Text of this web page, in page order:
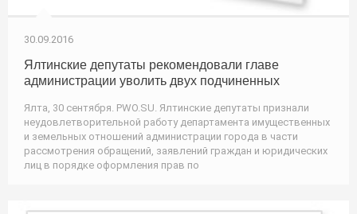
30.09.2016
Ялтинские депутаты рекомендовали главе
администрации уволить двух подчиненных
Ялта, 30 сентября. PWO.SU. Ялтинские депутаты признали
неудовлетворительной работу департамента имущественных
и земельных отношений администрации города в части
рассмотрения обращений, заявлений граждан и юридических
лиц в порядке оформления прав по